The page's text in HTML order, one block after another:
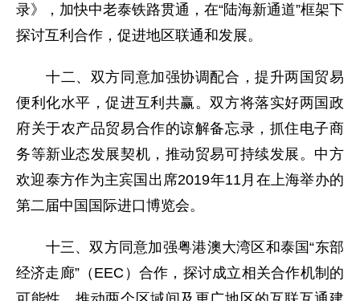
录》，加快中老泰铁路贯通，在“陆海新通道”框架下
探讨互利合作，促进地区联通和发展。
十二、双方同意加强协调配合，提升两国贸易
便利化水平，促进互利共赢。双方将落实好两国政
府关于农产品贸易合作的谅解备忘录，抓住电子商
务等新业态发展契机，推动贸易可持续发展。中方
欢迎泰方作为主宾国出席2019年11月在上海举办的
第二届中国国际进口博览会。
十三、双方同意加强粤港澳大湾区和泰国“东部
经济走廊”（EEC）合作，探讨成立相关合作机制的